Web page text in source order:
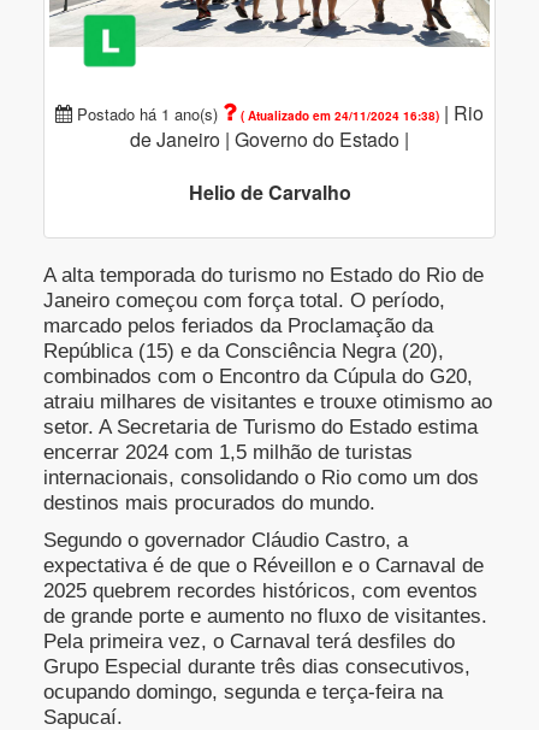
Postado há 1 ano(s) ( Atualizado em 24/11/2024 16:38) | Rio
de Janeiro | Governo do Estado |
Helio de Carvalho
A alta temporada do turismo no Estado do Rio de
Janeiro começou com força total. O período,
marcado pelos feriados da Proclamação da
República (15) e da Consciência Negra (20),
combinados com o Encontro da Cúpula do G20,
atraiu milhares de visitantes e trouxe otimismo ao
setor. A Secretaria de Turismo do Estado estima
encerrar 2024 com 1,5 milhão de turistas
internacionais, consolidando o Rio como um dos
destinos mais procurados do mundo.
Segundo o governador Cláudio Castro, a
expectativa é de que o Réveillon e o Carnaval de
2025 quebrem recordes históricos, com eventos
de grande porte e aumento no fluxo de visitantes.
Pela primeira vez, o Carnaval terá desfiles do
Grupo Especial durante três dias consecutivos,
ocupando domingo, segunda e terça-feira na
Sapucaí.